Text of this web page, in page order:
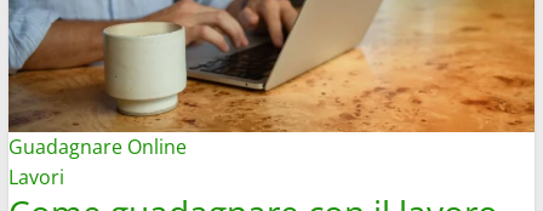
GF
2026
e
stipendio
Mediaset
Guadagnare Online
Lavori